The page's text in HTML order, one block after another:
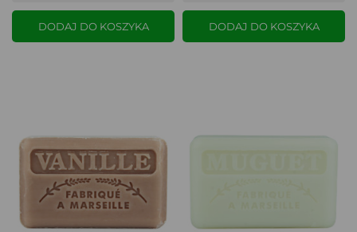
DODAJ DO KOSZYKA DODAJ DO KOSZYKA